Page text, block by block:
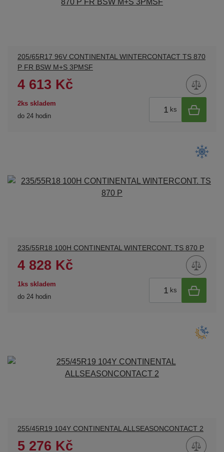
205/65R17 96V CONTINENTAL WINTERCONTACT TS 870
P FR BSW M+S 3PMSF
4 613 Kč
2ks skladem
do 24 hodin
ks
235/55R18 100H CONTINENTAL WINTERCONT. TS 870 P
4 828 Kč
1ks skladem
do 24 hodin
ks
255/45R19 104Y CONTINENTAL ALLSEASONCONTACT 2
5 276 Kč